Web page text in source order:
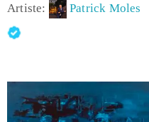
Artiste: Patrick Moles